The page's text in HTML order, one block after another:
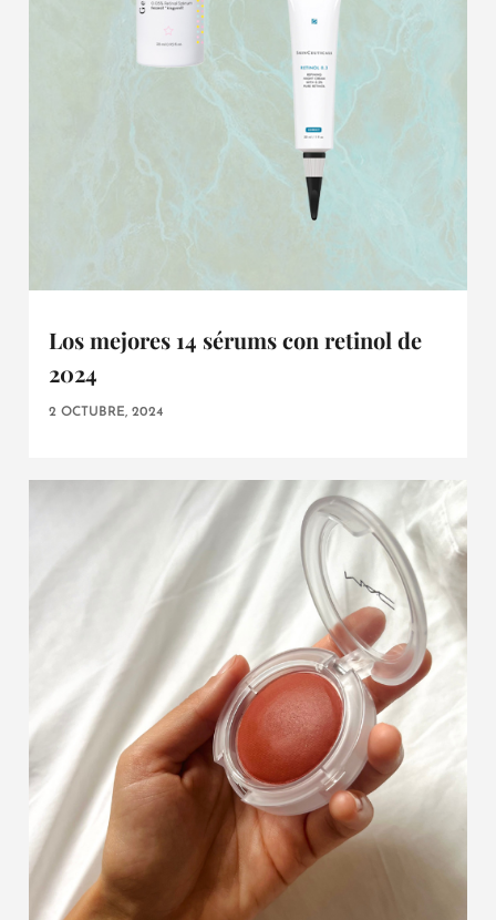
Los mejores 14 sérums con retinol de
2024
2 OCTUBRE, 2024